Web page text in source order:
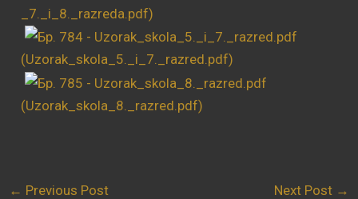
_7._i_8._razreda.pdf)
(Uzorak_skola_5._i_7._razred.pdf)
(Uzorak_skola_8._razred.pdf)
← Previous Post Next Post →